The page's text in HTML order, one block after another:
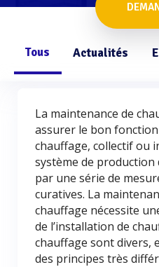
Tous Actualités
La maintenance de
assurer le bon
chauffage, collectif ou
système de production
par une série de
curatives. La
chauffage nécessite
de l’installation de
chauffage sont divers,
des principes très